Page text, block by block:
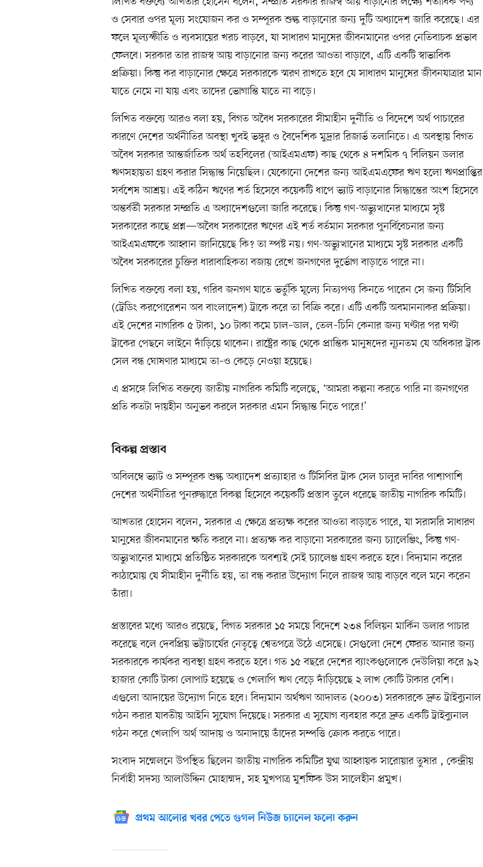
ও সেবার ওপর মূল্য সংযোজন কর ও সম্পূরক শুল্ক বাড়ানোর জন্য দুটি অধ্যাদেশ জারি করেছে। এর
ফলে মূল্যস্ফীতি ও ব্যবসায়ের খরচ বাড়বে, যা সাধারণ মানুষের জীবনমানের ওপর নেতিবাচক প্রভাব
ফেলবে। সরকার তার রাজস্ব আয় বাড়ানোর জন্য করের আওতা বাড়াবে, এটি একটি স্বাভাবিক
প্রক্রিয়া। কিন্তু কর বাড়ানোর ক্ষেত্রে সরকারকে স্মরণ রাখতে হবে যে সাধারণ মানুষের জীবনযাত্রার মান
যাতে নেমে না যায় এবং তাদের ভোগান্তি যাতে না বাড়ে।
লিখিত বক্তব্যে আরও বলা হয়, বিগত অবৈধ সরকারের সীমাহীন দুর্নীতি ও বিদেশে অর্থ পাচারের
কারণে দেশের অর্থনীতির অবস্থা খুবই ভঙ্গুর ও বৈদেশিক মুদ্রার রিজার্ভ তলানিতে। এ অবস্থায় বিগত
অবৈধ সরকার আন্তর্জাতিক অর্থ তহবিলের (আইএমএফ) কাছ থেকে ৪ দশমিক ৭ বিলিয়ন ডলার
ঋণসহায়তা গ্রহণ করার সিদ্ধান্ত নিয়েছিল। যেকোনো দেশের জন্য আইএমএফের ঋণ হলো ঋণপ্রাপ্তির
সর্বশেষ আশ্রয়। এই কঠিন ঋণের শর্ত হিসেবে কয়েকটি ধাপে ভ্যাট বাড়ানোর সিদ্ধান্তের অংশ হিসেবে
অন্তর্বর্তী সরকার সম্প্রতি এ অধ্যাদেশগুলো জারি করেছে। কিন্তু গণ-অভ্যুত্থানের মাধ্যমে সৃষ্ট
সরকারের কাছে প্রশ্ন—অবৈধ সরকারের ঋণের এই শর্ত বর্তমান সরকার পুনর্বিবেচনার জন্য
আইএমএফকে আহ্বান জানিয়েছে কি? তা স্পষ্ট নয়। গণ-অভ্যুত্থানের মাধ্যমে সৃষ্ট সরকার একটি
অবৈধ সরকারের চুক্তির ধারাবাহিকতা বজায় রেখে জনগণের দুর্ভোগ বাড়াতে পারে না।
লিখিত বক্তব্যে বলা হয়, গরিব জনগণ যাতে ভর্তুকি মূল্যে নিত্যপণ্য কিনতে পারেন সে জন্য টিসিবি
(ট্রেডিং করপোরেশন অব বাংলাদেশ) ট্রাকে করে তা বিক্রি করে। এটি একটি অবমাননাকর প্রক্রিয়া।
এই দেশের নাগরিক ৫ টাকা, ১০ টাকা কমে চাল–ডাল, তেল–চিনি কেনার জন্য ঘণ্টার পর ঘণ্টা
ট্রাকের পেছনে লাইনে দাঁড়িয়ে থাকেন। রাষ্ট্রের কাছ থেকে প্রান্তিক মানুষদের ন্যূনতম যে অধিকার ট্রাক
সেল বন্ধ ঘোষণার মাধ্যমে তা–ও কেড়ে নেওয়া হয়েছে।
এ প্রসঙ্গে লিখিত বক্তব্যে জাতীয় নাগরিক কমিটি বলেছে, ‘আমরা কল্পনা করতে পারি না জনগণের
প্রতি কতটা দায়হীন অনুভব করলে সরকার এমন সিদ্ধান্ত নিতে পারে!’
বিকল্প প্রস্তাব
অবিলম্বে ভ্যাট ও সম্পূরক শুল্ক অধ্যাদেশ প্রত্যাহার ও টিসিবির ট্রাক সেল চালুর দাবির পাশাপাশি
দেশের অর্থনীতির পুনরুদ্ধারে বিকল্প হিসেবে কয়েকটি প্রস্তাব তুলে ধরেছে জাতীয় নাগরিক কমিটি।
আখতার হোসেন বলেন, সরকার এ ক্ষেত্রে প্রত্যক্ষ করের আওতা বাড়াতে পারে, যা সরাসরি সাধারণ
মানুষের জীবনমানের ক্ষতি করবে না। প্রত্যক্ষ কর বাড়ানো সরকারের জন্য চ্যালেঞ্জিং, কিন্তু গণ-
অভ্যুত্থানের মাধ্যমে প্রতিষ্ঠিত সরকারকে অবশ্যই সেই চ্যালেঞ্জ গ্রহণ করতে হবে। বিদ্যমান করের
কাঠামোয় যে সীমাহীন দুর্নীতি হয়, তা বন্ধ করার উদ্যোগ নিলে রাজস্ব আয় বাড়বে বলে মনে করেন
তাঁরা।
প্রস্তাবের মধ্যে আরও রয়েছে, বিগত সরকার ১৫ সময়ে বিদেশে ২৩৪ বিলিয়ন মার্কিন ডলার পাচার
করেছে বলে দেবপ্রিয় ভট্টাচার্যের নেতৃত্বে শ্বেতপত্রে উঠে এসেছে। সেগুলো দেশে ফেরত আনার জন্য
সরকারকে কার্যকর ব্যবস্থা গ্রহণ করতে হবে। গত ১৫ বছরে দেশের ব্যাংকগুলোকে দেউলিয়া করে ৯২
হাজার কোটি টাকা লোপাট হয়েছে ও খেলাপি ঋণ বেড়ে দাঁড়িয়েছে ২ লাখ কোটি টাকার বেশি।
এগুলো আদায়ের উদ্যোগ নিতে হবে। বিদ্যমান অর্থঋণ আদালত (২০০৩) সরকারকে দ্রুত ট্রাইব্যুনাল
গঠন করার যাবতীয় আইনি সুযোগ দিয়েছে। সরকার এ সুযোগ ব্যবহার করে দ্রুত একটি ট্রাইব্যুনাল
গঠন করে খেলাপি অর্থ আদায় ও অনাদায়ে তাঁদের সম্পত্তি ক্রোক করতে পারে।
সংবাদ সম্মেলনে উপস্থিত ছিলেন জাতীয় নাগরিক কমিটির যুগ্ম আহ্বায়ক সারোয়ার তুষার , কেন্দ্রীয়
নির্বাহী সদস্য আলাউদ্দিন মোহাম্মদ, সহ মুখপাত্র মুশফিক উস সালেহীন প্রমুখ।
প্রথম আলোর খবর পেতে গুগল নিউজ চ্যানেল ফলো করুন